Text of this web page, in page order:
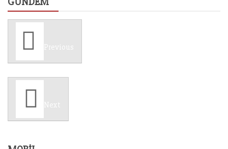
Previous
Next